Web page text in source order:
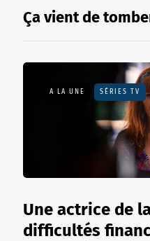
Ça vient de
A LA UNE SÉRIES TV
Une actrice de
difficultés